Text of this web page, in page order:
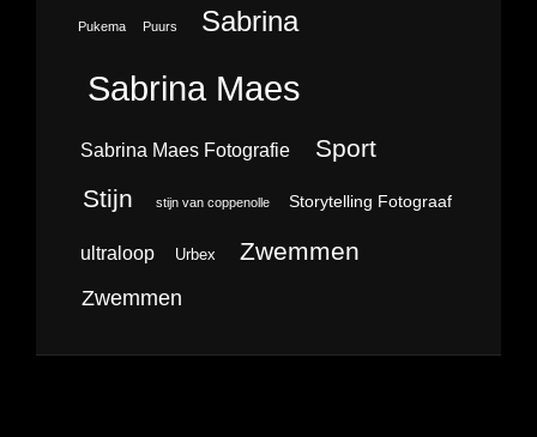
Pukema Puurs Sabrina
Sabrina Maes
Sabrina Maes Fotografie Sport
Stijn stijn van coppenolle Storytelling Fotograaf
ultraloop Urbex Zwemmen
Zwemmen